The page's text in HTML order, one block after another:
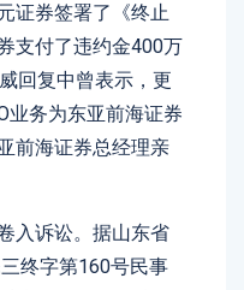
证券签署了《终止
支付了违约金400万
回复中曾表示，更
业务为东亚前海证券
前海证券总经理亲
入诉讼。据山东省
终字第160号民事